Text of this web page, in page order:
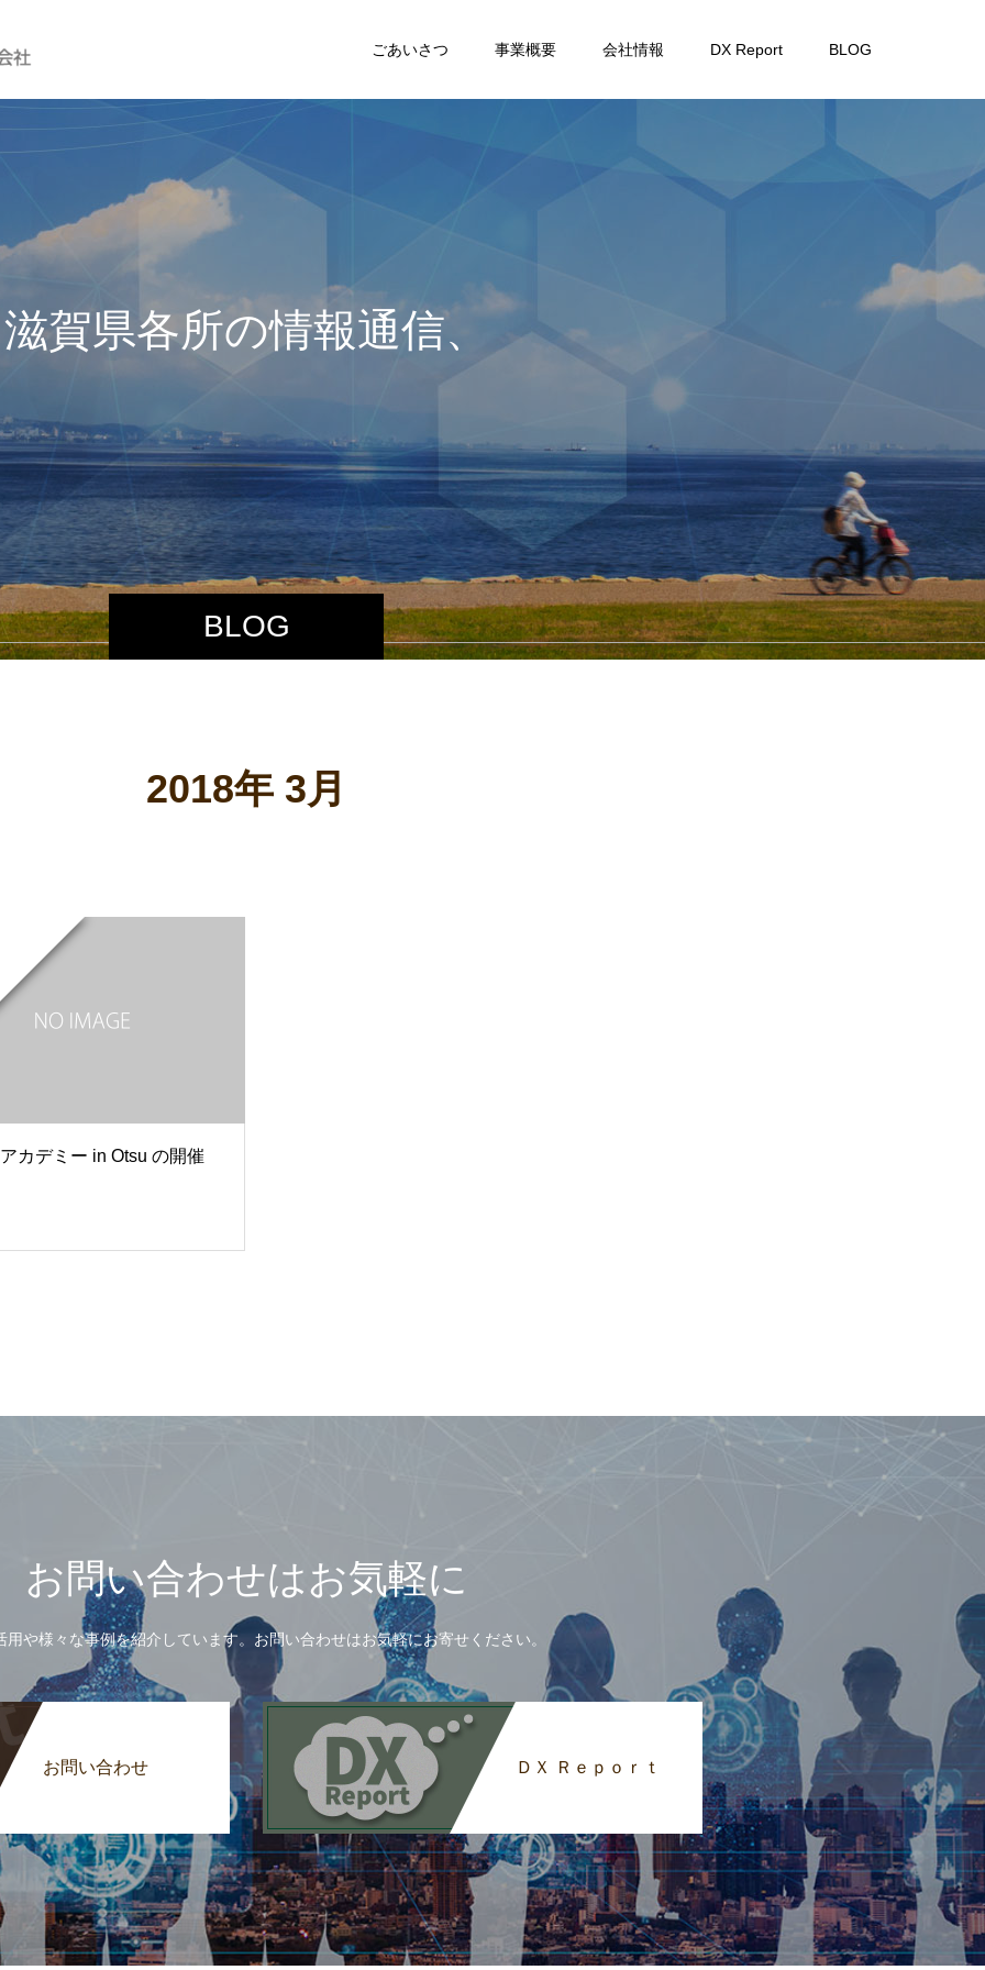
ごあいさつ 事業概要 会社情報 DX Report BLOG
BLOG
県各所の情報通信、弊社 の取
2018年 3月
カデミー in Otsu の開催
お問い合わせはお気軽に
用や様々な事例を紹介しています。お問い合わせはお気軽にお寄せください。
お問い合わせ ＤＸ Ｒｅｐｏｒｔ